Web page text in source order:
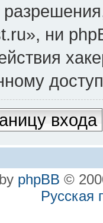
ни
входа
phpBB ©
Русская